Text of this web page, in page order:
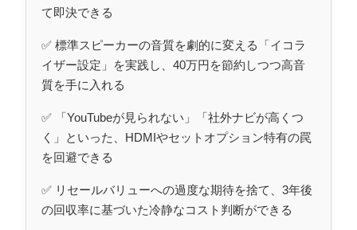
て即決できる
✅ 標準スピーカーの音質を劇的に変える「イコラ
イザー設定」を実践し、40万円を節約しつつ高音
質を手に入れる
✅ 「YouTubeが見られない」「社外ナビが高くつ
く」といった、HDMIやセットオプション特有の罠
を回避できる
✅ リセールバリューへの過度な期待を捨て、3年後
の回収率に基づいた冷静なコスト判断ができる